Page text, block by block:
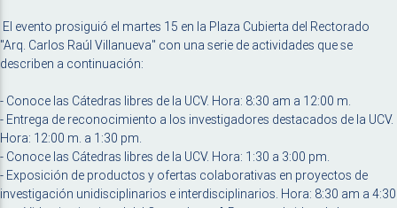
El evento prosiguió el martes 15 en la Plaza Cubierta del Rectorado
"Arq. Carlos Raúl Villanueva" con una serie de actividades que se
describen a continuación:
- Conoce las Cátedras libres de la UCV. Hora: 8:30 am a 12:00 m.
- Entrega de reconocimiento a los investigadores destacados de la UCV.
Hora: 12:00 m. a 1:30 pm.
- Conoce las Cátedras libres de la UCV. Hora: 1:30 a 3:00 pm.
- Exposición de productos y ofertas colaborativas en proyectos de
investigación unidisciplinarios e interdisciplinarios. Hora: 8:30 am a 4:30